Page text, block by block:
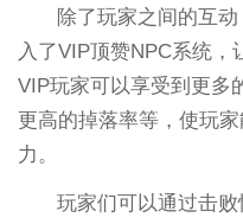
除了玩家之间的互
入了VIP顶赞NPC系统，
VIP玩家可以享受到更多
更高的掉落率等，使玩
力。
玩家们可以通过击